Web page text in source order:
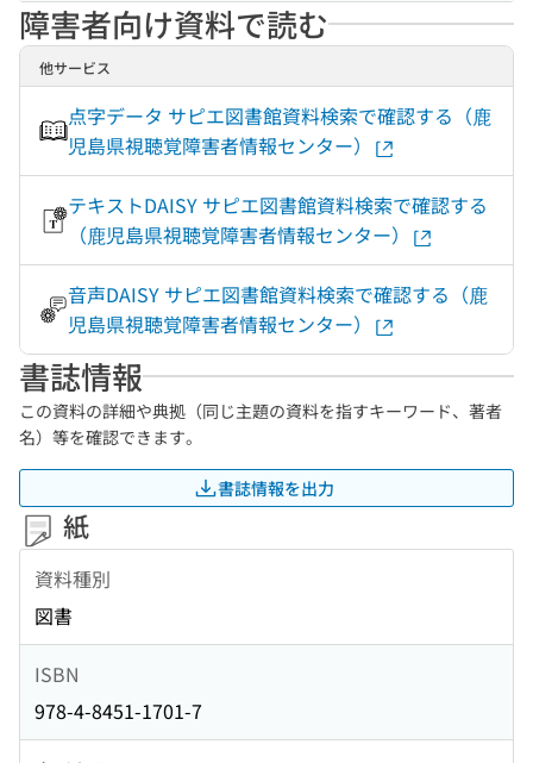
障害者向け資料で読む
他サービス
点字データ サピエ図書館資料検索で確認する（鹿
児島県視聴覚障害者情報センター）
テキストDAISY サピエ図書館資料検索で確認する
（鹿児島県視聴覚障害者情報センター）
音声DAISY サピエ図書館資料検索で確認する（鹿
児島県視聴覚障害者情報センター）
書誌情報
この資料の詳細や典拠（同じ主題の資料を指すキーワード、著者
名）等を確認できます。
書誌情報を出力
紙
資料種別
図書
ISBN
978-4-8451-1701-7